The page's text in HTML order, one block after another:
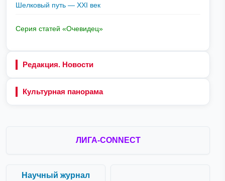
Шелковый путь — XXI век
Серия статей «Очевидец»
Редакция. Новости
Культурная панорама
ЛИГА-CONNECT
Научный журнал